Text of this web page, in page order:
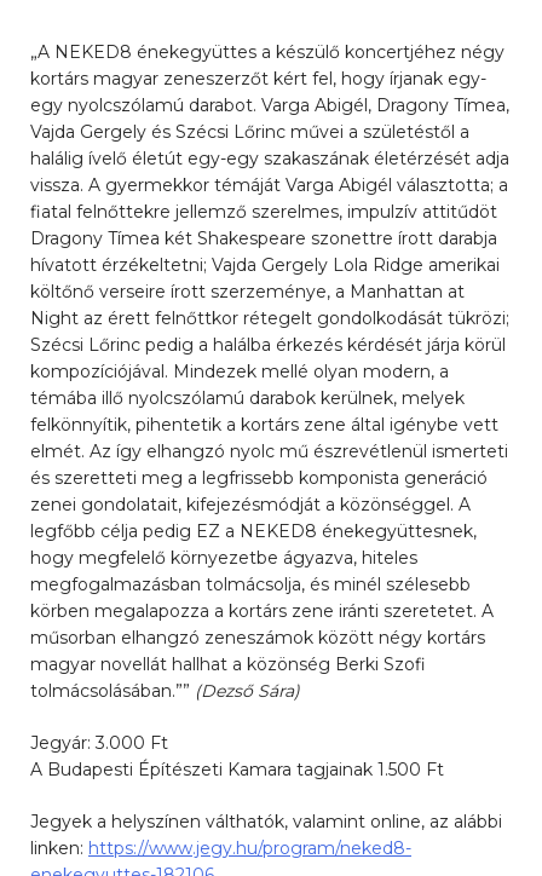
„A NEKED8 énekegyüttes a készülő koncertjéhez négy
kortárs magyar zeneszerzőt kért fel, hogy írjanak egy-
egy nyolcszólamú darabot. Varga Abigél, Dragony Tímea,
Vajda Gergely és Szécsi Lőrinc művei a születéstől a
halálig ívelő életút egy-egy szakaszának életérzését adja
vissza. A gyermekkor témáját Varga Abigél választotta; a
fiatal felnőttekre jellemző szerelmes, impulzív attitűdöt
Dragony Tímea két Shakespeare szonettre írott darabja
hívatott érzékeltetni; Vajda Gergely Lola Ridge amerikai
költőnő verseire írott szerzeménye, a Manhattan at
Night az érett felnőttkor rétegelt gondolkodását tükrözi;
Szécsi Lőrinc pedig a halálba érkezés kérdését járja körül
kompozíciójával. Mindezek mellé olyan modern, a
témába illő nyolcszólamú darabok kerülnek, melyek
felkönnyítik, pihentetik a kortárs zene által igénybe vett
elmét. Az így elhangzó nyolc mű észrevétlenül ismerteti
és szeretteti meg a legfrissebb komponista generáció
zenei gondolatait, kifejezésmódját a közönséggel. A
legfőbb célja pedig EZ a NEKED8 énekegyüttesnek,
hogy megfelelő környezetbe ágyazva, hiteles
megfogalmazásban tolmácsolja, és minél szélesebb
körben megalapozza a kortárs zene iránti szeretetet. A
műsorban elhangzó zeneszámok között négy kortárs
magyar novellát hallhat a közönség Berki Szofi
tolmácsolásában.”” (Dezső Sára)
Jegyár: 3.000 Ft
A Budapesti Építészeti Kamara tagjainak 1.500 Ft
Jegyek a helyszínen válthatók, valamint online, az alábbi
linken: https://www.jegy.hu/program/neked8-